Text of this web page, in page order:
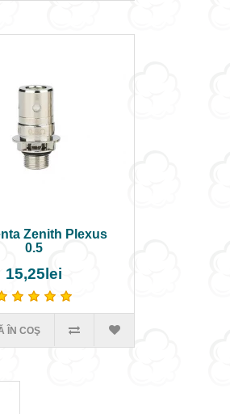
Zenith Plexus
0.5
15,25lei
ÎN COŞ